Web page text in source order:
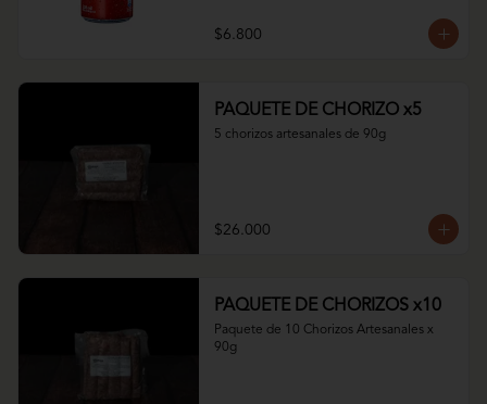
$6.800
PAQUETE DE CHORIZO x5
5 chorizos artesanales de 90g
$26.000
PAQUETE DE CHORIZOS x10
Paquete de 10 Chorizos Artesanales x
90g